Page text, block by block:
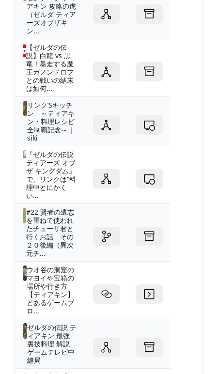
アキン 攻略の虎
（ゼルダ ティア
ーズオブザキ
ン...
【ゼルダの伝
説】白龍 vs 黒
竜！暴走する魔
王ガノンドロフ
との戦いの結末
は如何...
リンク’Sキッチ
ン ～ティアキ
ン・料理レシピ
全制覇記念～｜
siki
『ゼルダの伝説
ティアーズ オブ
ザ キングダム』
で、リンクは“料
理中とにかく
い...
#22 賢者の遺志
を重ねて使われ
たチューリ君と
行くお話 その
２０後編（異次
元チ...
ウオ谷の洞窟の
マヨイや宝箱の
場所や行き方
【ティアキン】
とあるゲームブ
ロ...
ゼルダの伝説 テ
ィアキン 最強
裏技料理 解説
ゲームテレビ中
継局